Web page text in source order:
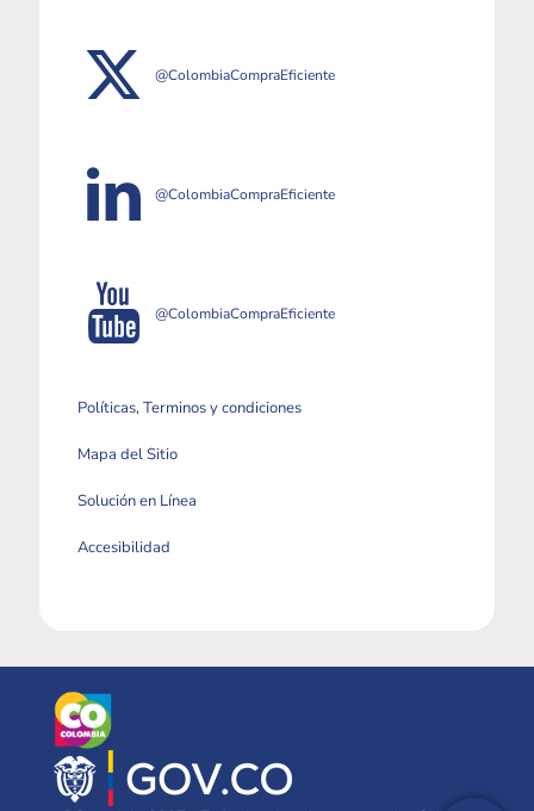
@ColombiaCompraEficiente
@ColombiaCompraEficiente
@ColombiaCompraEficiente
Políticas, Terminos y condiciones
Mapa del Sitio
Solución en Línea
Accesibilidad